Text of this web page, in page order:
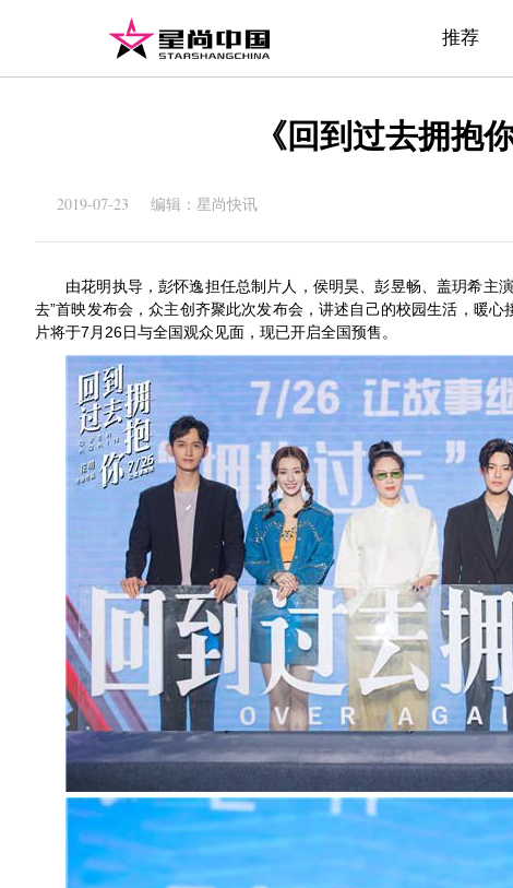
推荐
《回到过去拥抱
2019-07-23 编辑：星尚快讯
由花明执导，彭怀逸担任总制片人，侯明昊、彭昱畅、盖玥希主
去”首映发布会，众主创齐聚此次发布会，讲述自己的校园生活，暖心
片将于7月26日与全国观众见面， 现已开启全国 预售。